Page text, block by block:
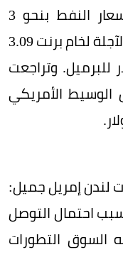
وعلى صعيد الأسعار، تراجعت أسعار النفط بنحو 3
دولارات اليوم. وانخفضت العقود الآجلة لخام برنت 3.09
2.78%، إلى 108.19 دولار للبرميل. وتراجعت
الوسيط الأمريكي
لندن إمريل جميل:
احتمال التوصل
السوق التطورات